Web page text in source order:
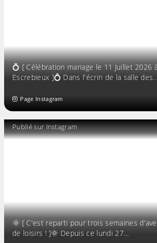
💍 [ Célébration mariage le 11 Juillet 2026
Escrebieux ]💍 Dans l'écrin de la salle des…
Page Instagram
Publié sur Instagram
🌞 [ C'est reparti pour trois semaines
de loisirs ! ]🌞 Depuis ce lundi 27…